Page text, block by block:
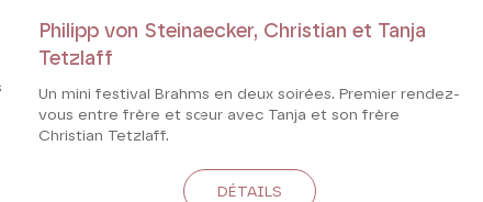
Philipp von Steinaecker, Christian et Tanja
Tetzlaff
Un mini festival Brahms en deux soirées. Premier rendez-
vous entre frère et sœur avec Tanja et son frère
Christian Tetzlaff.
DÉTAILS